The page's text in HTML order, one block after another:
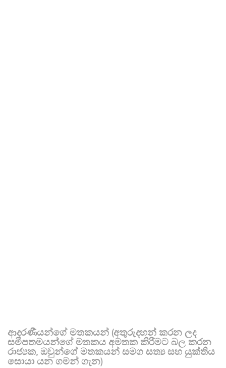
ආදරණීයන්ගේ මතකයන් (අතුරුදහන් කරන ලද
සමීපතමයන්ගේ මතකය අමතක කිරීමට බල කරන
රාජ්‍යක, ඔවුන්ගේ මතකයන් සමග සත්‍ය සහ යුක්තිය
සොයා යන ගමන් ගැන)